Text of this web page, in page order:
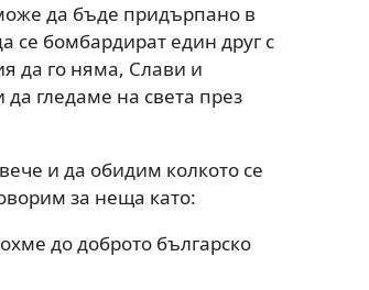
да бъде придърпано в
се бомбардират един друг с
да го няма, Слави и
да гледаме на света през
и да обидим колкото се
за неща като:
до доброто българско